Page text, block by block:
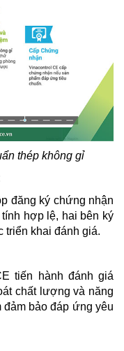
thép không gỉ
đăng ký chứng nhận
hợp lệ, hai bên ký
triển khai đánh giá.
tiến hành đánh giá
chất lượng và năng
đảm bảo đáp ứng yêu